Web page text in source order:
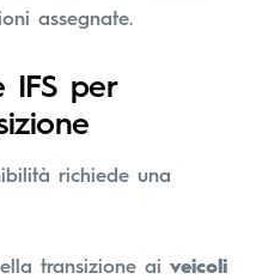
assegnate.
IFS per
richiede una
transizione aiveicoli